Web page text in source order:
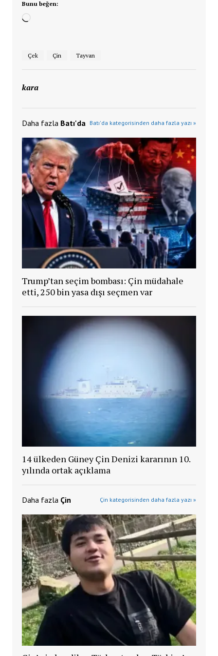
Bunu beğen:
Yükleniyor...
Çek Çin Tayvan
kara
Daha fazla Batı'da Batı'da kategorisinden daha fazla yazı »
Trump’tan seçim bombası: Çin müdahale
etti, 250 bin yasa dışı seçmen var
14 ülkeden Güney Çin Denizi kararının 10.
yılında ortak açıklama
Daha fazla Çin Çin kategorisinden daha fazla yazı »